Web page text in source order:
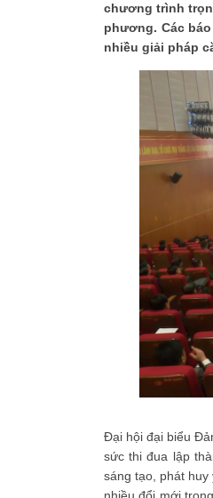
chương trình
phương. Các
nhiều giải pháp
Đại hội đại biểu
sức thi đua lập
sáng tạo, phát